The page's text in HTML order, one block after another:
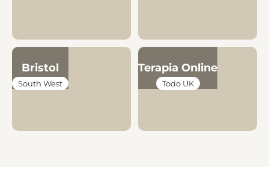
Bristol
South West
Terapia Online
Todo UK